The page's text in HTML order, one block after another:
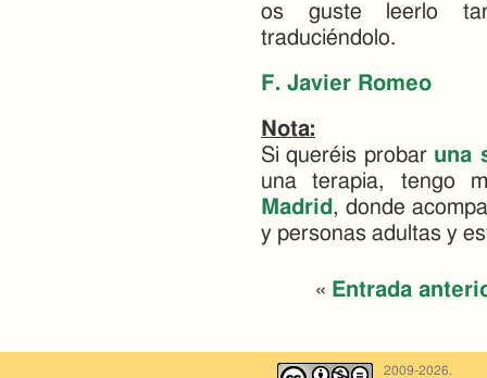
os guste leerlo
traduciéndolo.
F. Javier Romeo
Nota:
Si queréis probar una
una terapia, tengo
Madrid , donde
y personas adultas y
« Entrada
2009-2026.